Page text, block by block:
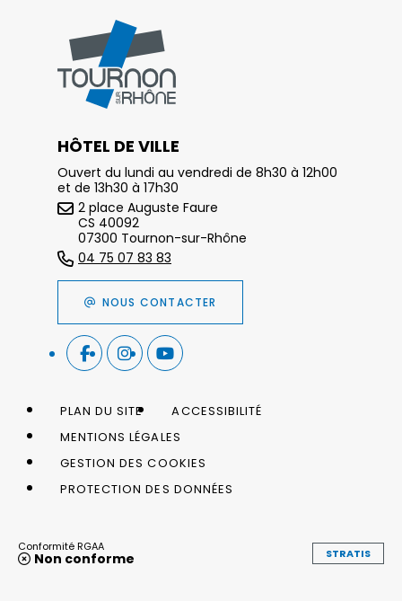
HÔTEL DE VILLE
Ouvert du lundi au vendredi de 8h30 à 12h00
et de 13h30 à 17h30
2 place Auguste Faure
CS 40092
07300 Tournon-sur-Rhône
04 75 07 83 83
NOUS CONTACTER
PLAN DU SITE
ACCESSIBILITÉ
MENTIONS LÉGALES
GESTION DES COOKIES
PROTECTION DES DONNÉES
Conformité RGAA
Non conforme STRATIS